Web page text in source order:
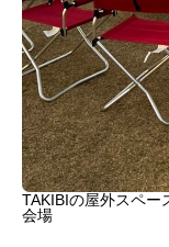
TAKIBIの屋外スペー
会場